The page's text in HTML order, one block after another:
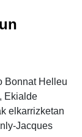
Bonnat Helleu
Ekialde
elkarrizketan
Jacques